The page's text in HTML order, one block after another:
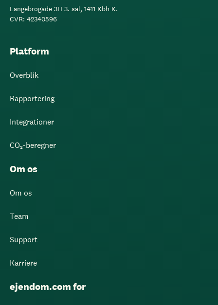
Langebrogade 3H 3. sal, 1411 Kbh K.
CVR: 42340596
Platform
Overblik
Rapportering
Integrationer
CO₂-beregner
Om os
Om os
Team
Support
Karriere
ejendom.com for